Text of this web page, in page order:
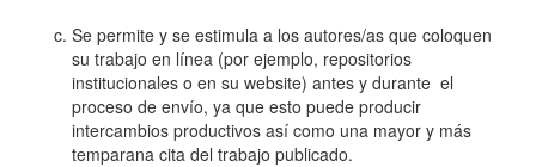
Se permite y se estimula a los autores/as que coloquen
su trabajo en línea (por ejemplo, repositorios
institucionales o en su website) antes y durante el
proceso de envío, ya que esto puede producir
intercambios productivos así como una mayor y más
temparana cita del trabajo publicado.